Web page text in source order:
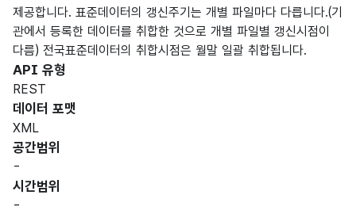
제공합니다. 표준데이터의 갱신주기는 개별 파일마다 다릅니다.(기
관에서 등록한 데이터를 취합한 것으로 개별 파일별 갱신시점이
다름) 전국표준데이터의 취합시점은 월말 일괄 취합됩니다.
API 유형
REST
데이터 포맷
XML
공간범위
-
시간범위
-